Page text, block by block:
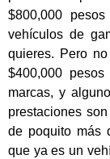
$800,000
vehículos de
quieres. Pero
$400,000
marcas, y
prestaciones
de poquito más
que ya es un